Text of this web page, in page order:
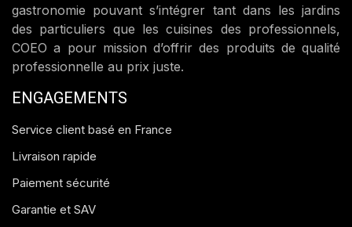
gastronomie pouvant s’intégrer tant dans les jardins
des particuliers que les cuisines des professionnels,
COEO a pour mission d’offrir des produits de qualité
professionnelle au prix juste.
ENGAGEMENTS
Service client basé en France
Livraison rapide
Paiement sécurité
Garantie et SAV